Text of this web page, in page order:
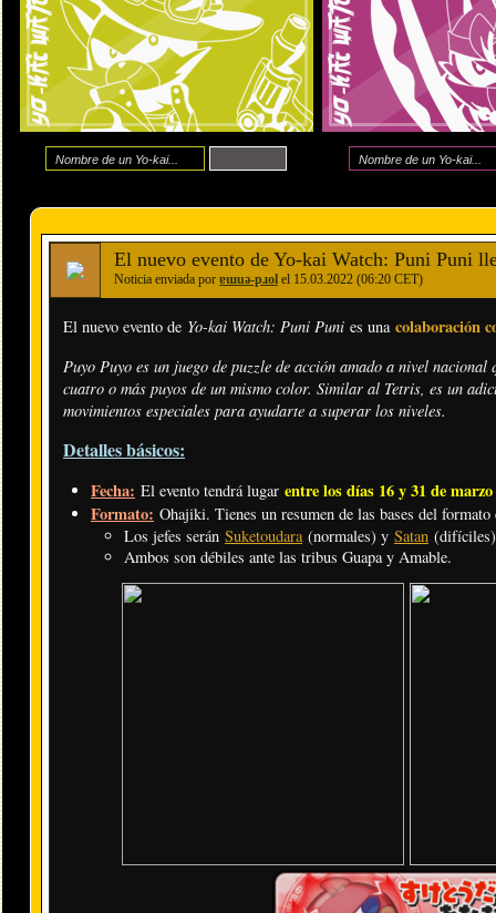
El nuevo evento de Yo-kai Watch: Puni Puni
Noticia enviada por ɐɯuǝ-pɹol el 15.03.2022 (06:20 CET)
El nuevo evento de Yo-kai Watch: Puni Puni es una colaboración
Puyo Puyo es un juego de puzzle de acción amado a nivel
cuatro o más puyos de un mismo color. Similar al Tetris, es un
movimientos especiales para ayudarte a superar los niveles.
Detalles básicos:
Fecha: El evento tendrá lugar entre los días 16 y 31 de marzo
Formato: Ohajiki. Tienes un resumen de las bases del
Los jefes serán Suketoudara (normales) y Satan
Ambos son débiles ante las tribus Guapa y Amable.